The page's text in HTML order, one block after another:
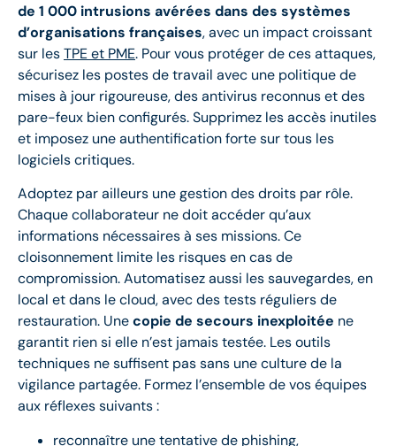
de 1 000 intrusions avérées dans des systèmes
d’organisations françaises, avec un impact croissant
sur lesTPE et PME. Pour vous protéger de ces attaques,
sécurisez les postes de travail avec une politique de
mises à jour rigoureuse, des antivirus reconnus et des
pare-feux bien configurés. Supprimez les accès inutiles
et imposez une authentification forte sur tous les
logiciels critiques.
Adoptez par ailleurs une gestion des droits par rôle.
Chaque collaborateur ne doit accéder qu’aux
informations nécessaires à ses missions. Ce
cloisonnement limite les risques en cas de
compromission. Automatisez aussi les sauvegardes, en
local et dans le cloud, avec des tests réguliers de
restauration. Unecopie de secours inexploitée ne
garantit rien si elle n’est jamais testée. Les outils
techniques ne suffisent pas sans une culture de la
vigilance partagée. Formez l’ensemble de vos équipes
aux réflexes suivants :
reconnaître une tentative de phishing,